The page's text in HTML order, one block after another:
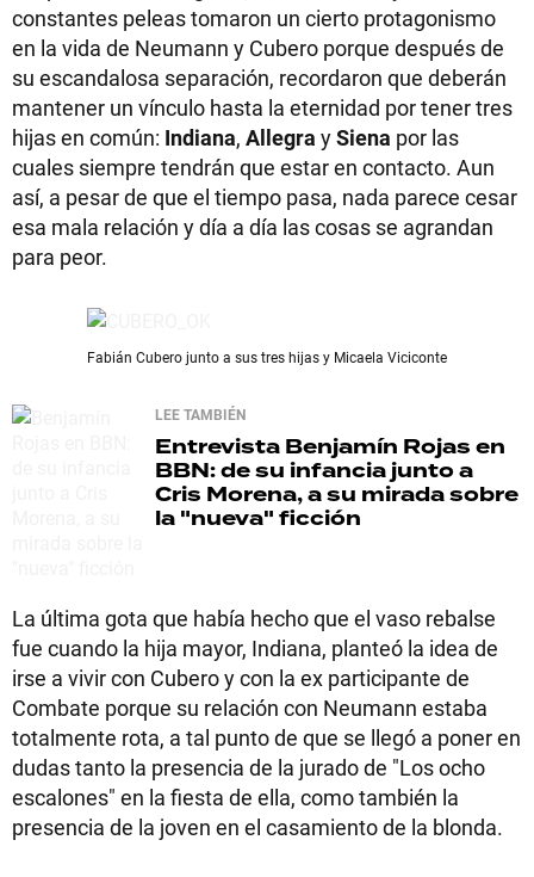
constantes peleas tomaron un cierto protagonismo
en la vida de Neumann y Cubero porque después de
su escandalosa separación, recordaron que deberán
mantener un vínculo hasta la eternidad por tener tres
hijas en común: Indiana, Allegra ySiena por las
cuales siempre tendrán que estar en contacto. Aun
así, a pesar de que el tiempo pasa, nada parece cesar
esa mala relación y día a día las cosas se agrandan
para peor.
Fabián Cubero junto a sus tres hijas y Micaela Viciconte
LEE TAMBIÉN
Entrevista Benjamín Rojas en
BBN: de su infancia junto a
Cris Morena, a su mirada sobre
la "nueva" ficción
La última gota que había hecho que el vaso rebalse
fue cuando la hija mayor, Indiana, planteó la idea de
irse a vivir con Cubero y con la ex participante de
Combate porque su relación con Neumann estaba
totalmente rota, a tal punto de que se llegó a poner en
dudas tanto la presencia de la jurado de "Los ocho
escalones" en la fiesta de ella, como también la
presencia de la joven en el casamiento de la blonda.